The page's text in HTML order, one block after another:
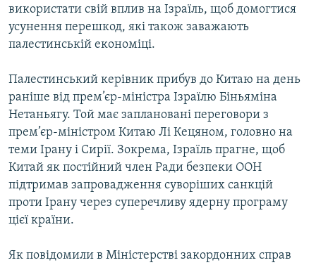
використати свій вплив на Ізраїль, щоб домогтися
усунення перешкод, які також заважають
палестинській економіці.
Палестинський керівник прибув до Китаю на день
раніше від прем’єр-міністра Ізраїлю Біньяміна
Нетаньягу. Той має заплановані переговори з
прем’єр-міністром Китаю Лі Кецяном, головно на
теми Ірану і Сирії. Зокрема, Ізраїль прагне, щоб
Китай як постійний член Ради безпеки ООН
підтримав запровадження суворіших санкцій
проти Ірану через суперечливу ядерну програму
цієї країни.
Як повідомили в Міністерстві закордонних справ